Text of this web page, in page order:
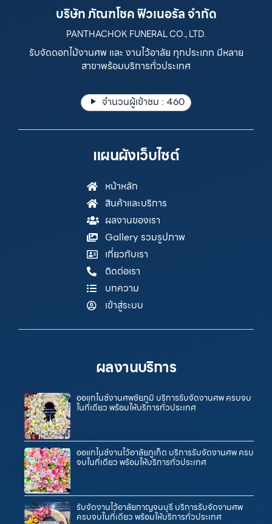
บริษัท ภัณฑโชค ฟิวเนอรัล จำกัด
PANTHACHOK FUNERAL CO., LTD.
รับจัดดอกไม้งานศพ และ งานไว้อาลัย ทุกประเภท มีหลาย
สาขาพร้อมบริการทั่วประเทศ
จำนวนผู้เข้าชม : 460
แผนผังเว็บไซต์
หน้าหลัก
สินค้าและบริการ
ผลงานของเรา
Gallery รวมรูปภาพ
เกี่ยวกับเรา
ติดต่อเรา
บทความ
เข้าสู่ระบบ
ผลงานบริการ
ออแกไนซ์งานศพชัยภูมิ บริการรับจัดงานศพ ครบจบ
ในที่เดียว พร้อมให้บริการทั่วประเทศ
ออแกไนซ์งานไว้อาลัยภูเก็ต บริการรับจัดงานศพ ครบ
จบในที่เดียว พร้อมให้บริการทั่วประเทศ
รับจัดงานไว้อาลัยกาญจนบุรี บริการรับจัดงานศพ
ครบจบในที่เดียว พร้อมให้บริการทั่วประเทศ